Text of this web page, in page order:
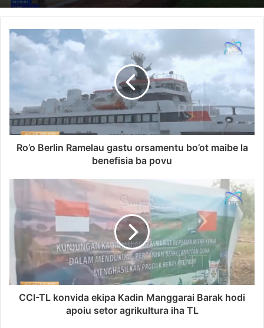
Ro’o Berlin Ramelau gastu orsamentu bo’ot maibe la
benefisia ba povu
CCI-TL konvida ekipa Kadin Manggarai Barak hodi
apoiu setor agrikultura iha TL